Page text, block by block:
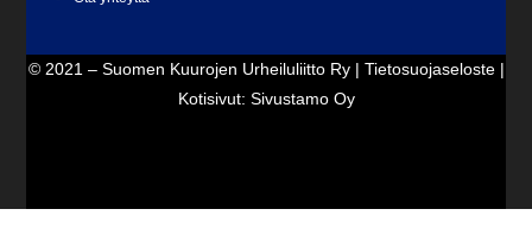
© 2021 – Suomen Kuurojen Urheiluliitto Ry | Tietosuojaseloste|
Kotisivut: Sivustamo Oy